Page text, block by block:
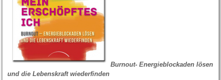
Burnout- Energieblockaden lösen
und die Lebenskraft wiederfinden